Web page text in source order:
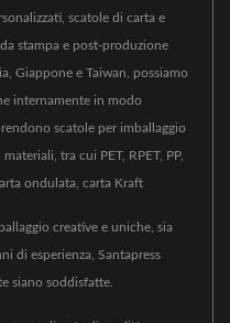
scatole di carta e
stampa e post-produzione
Giappone e Taiwan, possiamo
internamente in modo
scatole per imballaggio
tra cui PET, RPET, PP,
ondulata, carta Kraft
creative e uniche, sia
di esperienza, Santapress
siano soddisfatte.